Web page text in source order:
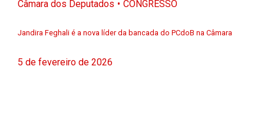
Câmara dos Deputados CONGRESSO
Jandira Feghali é a nova líder da bancada do PCdoB na Câmara
5 de fevereiro de 2026